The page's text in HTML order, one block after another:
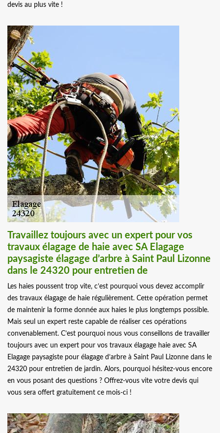
devis au plus vite !
Travaillez toujours avec un expert pour vos
travaux élagage de haie avec SA Elagage
paysagiste élagage d’arbre à Saint Paul Lizonne
dans le 24320 pour entretien de
Les haies poussent trop vite, c’est pourquoi vous devez accomplir
des travaux élagage de haie régulièrement. Cette opération permet
de maintenir la forme donnée aux haies le plus longtemps possible.
Mais seul un expert reste capable de réaliser ces opérations
convenablement. C’est pourquoi nous vous conseillons de travailler
toujours avec un expert pour vos travaux élagage haie avec SA
Elagage paysagiste pour élagage d’arbre à Saint Paul Lizonne dans le
24320 pour entretien de jardin. Alors, pourquoi hésitez-vous encore
en vous posant des questions ? Offrez-vous vite votre devis qui
vous sera offert gratuitement ce mois-ci !